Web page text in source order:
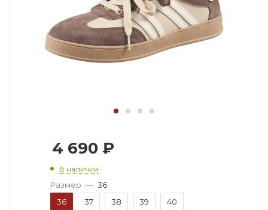
4 690 ₽
В наличии
Размер — 36
36
37 38 39 40